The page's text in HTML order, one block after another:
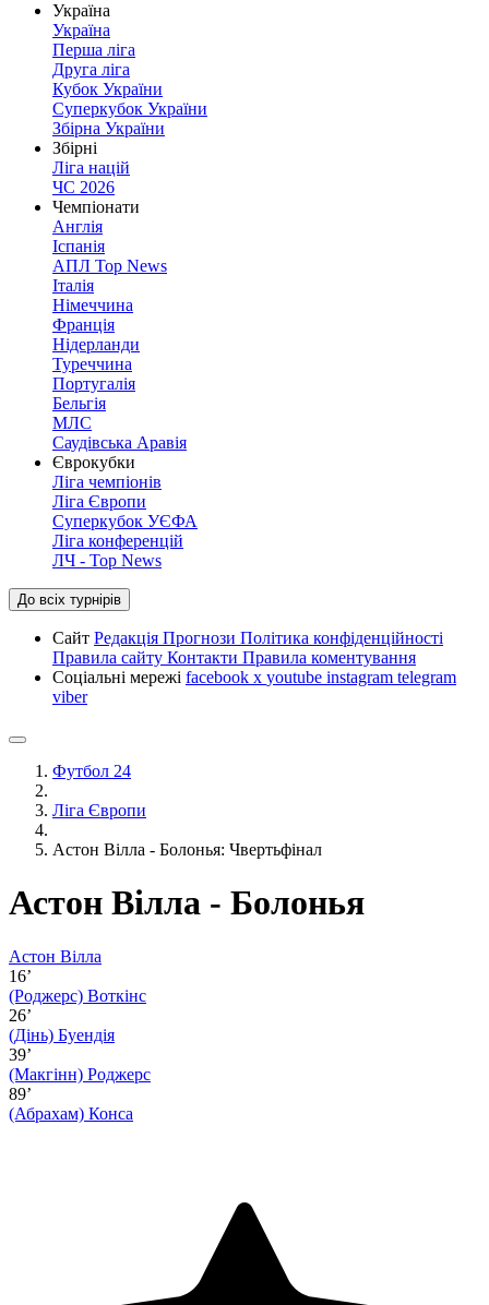
Україна
Україна
Перша ліга
Друга ліга
Кубок України
Суперкубок України
Збірна України
Збірні
Ліга націй
ЧС 2026
Чемпіонати
Англія
Іспанія
АПЛ Top News
Італія
Німеччина
Франція
Нідерланди
Туреччина
Португалія
Бельгія
МЛС
Саудівська Аравія
Єврокубки
Ліга чемпіонів
Ліга Європи
Суперкубок УЄФА
Ліга конференцій
ЛЧ - Top News
До всіх турнірів
Сайт Редакція Прогнози Політика конфіденційності
Правила сайту Контакти Правила коментування
Соціальні мережі facebook x youtube instagram telegram
viber
Футбол 24
Ліга Європи
Астон Вілла - Болонья: Чвертьфінал
Астон Вілла - Болонья
Астон Вілла
16’
(Роджерс) Воткінс
26’
(Дінь) Буендія
39’
(Макгінн) Роджерс
89’
(Абрахам) Конса